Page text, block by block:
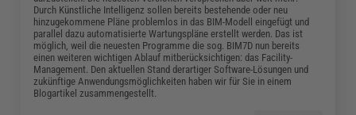
Durch Künstliche Intelligenz sollen bereits bestehende oder neu
hinzugekommene Pläne problemlos in das BIM-Modell eingefügt und
parallel dazu automatisierte Wartungspläne erstellt werden. Das ist
möglich, weil die neuesten Programme die sog. BIM7D nun bereits
einen weiteren wichtigen Ablauf mitberücksichtigen: das Facility-
Management. Den aktuellen Stand derartiger Software-Lösungen und
zukünftige Anwendungsmöglichkeiten haben wir für Sie in einem
Blogartikel zusammengestellt.